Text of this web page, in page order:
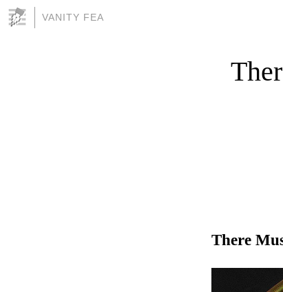
VANITY FEA
There